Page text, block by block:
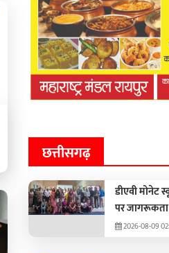
छत्तीसगढ़
डीएवी मोनेट
पर जागरूकता
2026-08-09